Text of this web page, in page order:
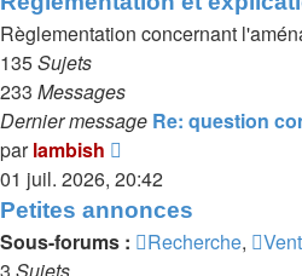
message
Règlementation concernant
135Sujets
233 Messages
Dernier message Re: question
parlambish
le
dernier
message
01 juil. 2026, 20:42
Petites annonces
Sous-forums : Recherche,